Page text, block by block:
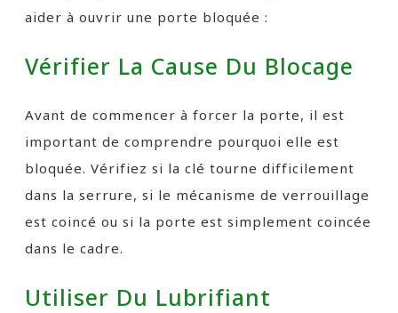
aider à ouvrir une porte bloquée :
Vérifier La Cause Du Blocage
Avant de commencer à forcer la porte, il est
important de comprendre pourquoi elle est
bloquée. Vérifiez si la clé tourne difficilement
dans la serrure, si le mécanisme de verrouillage
est coincé ou si la porte est simplement coincée
dans le cadre.
Utiliser Du Lubrifiant